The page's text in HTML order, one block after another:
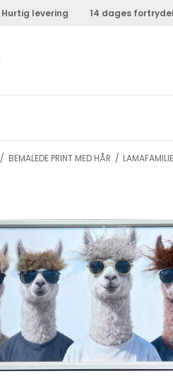
Hurtig levering 14 dages
/ BEMALEDE PRINT MED HÅR /